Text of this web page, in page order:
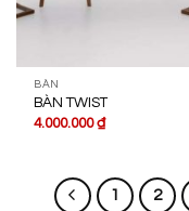
BÀN
BÀN TWIST
4.000.000₫
1 2